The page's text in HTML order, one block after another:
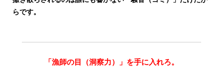
らです。
「漁師の目（洞察力）」を手に入れろ。